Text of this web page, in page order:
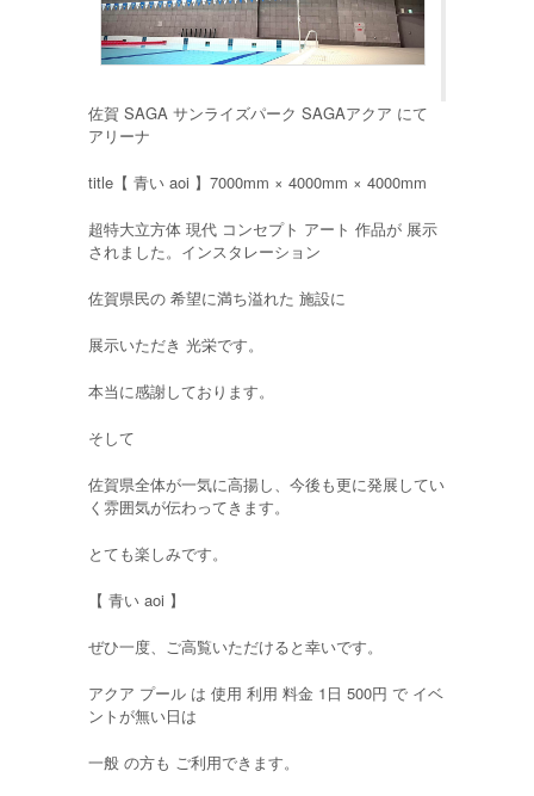
佐賀 SAGA サンライズパーク SAGAアクア にて
アリーナ
title【 青い aoi 】7000mm × 4000mm × 4000mm
超特大立方体 現代 コンセプト アート 作品が 展示
されました。インスタレーション
佐賀県民の 希望に満ち溢れた 施設に
展示いただき 光栄です。
本当に感謝しております。
そして
佐賀県全体が一気に高揚し、今後も更に発展してい
く雰囲気が伝わってきます。
とても楽しみです。
【 青い aoi 】
ぜひ一度、ご高覧いただけると幸いです。
アクア プール は 使用 利用 料金 1日 500円 で イベ
ントが無い日は
一般 の方も ご利用できます。